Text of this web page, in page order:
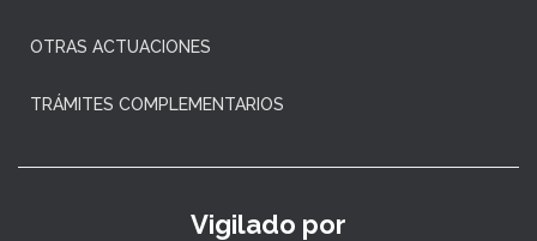
OTRAS ACTUACIONES
TRÁMITES COMPLEMENTARIOS
Vigilado por